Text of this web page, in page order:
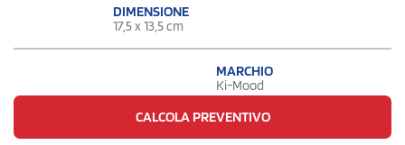
DIMENSIONE
17,5 x 13,5 cm
MARCHIO
Ki-Mood
CALCOLA PREVENTIVO